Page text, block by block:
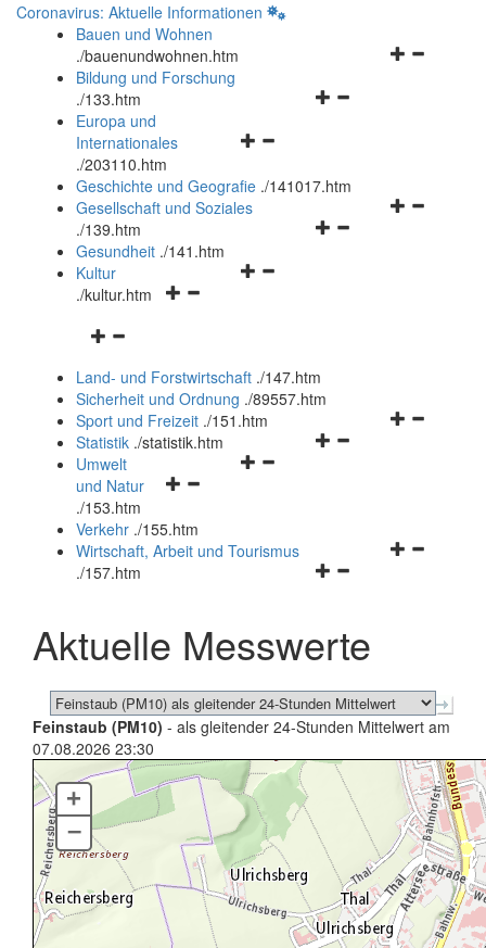
Coronavirus: Aktuelle Informationen
Bauen und Wohnen
./bauenundwohnen.htm
Navigationsmenü
Bildung und Forschung
./133.htm
Navigationsmenü
und
schließen
Europa und
Internationales
./203110.htm
Geschichte und Geografie ./141017.htm
Navigationsmenü
Gesellschaft und Soziales
./139.htm
Navigationsmenü
Gesundheit ./141.htm
Navigationsmenü
Kultur
./kultur.htm
Navigationsmenü
und
schließen
Land- und Forstwirtschaft ./147.htm
Sicherheit und Ordnung ./89557.htm
Navigationsmenü
Sport und Freizeit ./151.htm
Navigationsmenü
Statistik ./statistik.htm
Navigationsmenü
und
schließen
Umwelt
und Natur
./153.htm
Verkehr ./155.htm
Navigationsmenü
schließen
Wirtschaft, Arbeit und Tourismus
./157.htm
Aktuelle Messwerte
Feinstaub (PM10) - als gleitender 24-Stunden Mittelwert am
07.08.2026 23:30
+
–